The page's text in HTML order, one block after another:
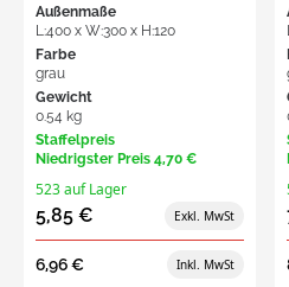
Außenmaße
L:400 x W:300 x H:120
Farbe
grau
Gewicht
0.54 kg
Staffelpreis
Niedrigster Preis 4,70 €
523 auf Lager
5,85 €
6,96 €